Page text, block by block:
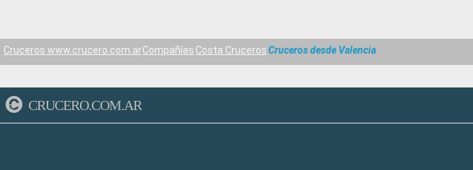
Cruceros www.crucero.com.arCompañías Costa CrucerosCruceros desde Valencia
CRUCERO.COM.AR